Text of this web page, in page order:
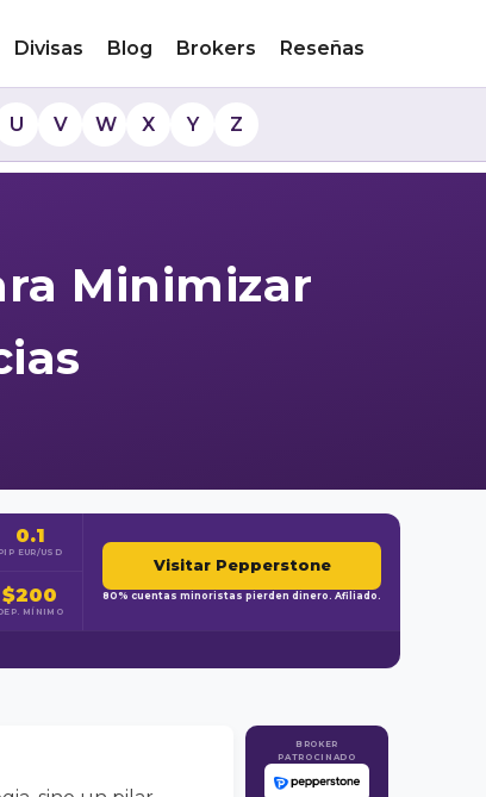
Divisas Blog Brokers Reseñas
U V W X Y Z
Minimizar
0.1
PIP EUR/USD
$200
MÍNIMO
Visitar Pepperstone
80% cuentas minoristas pierden dinero. Afiliado.
BROKER
PATROCINADO